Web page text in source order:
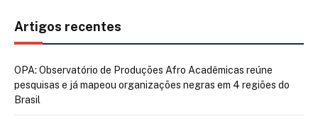
Artigos recentes
OPA: Observatório de Produções Afro Acadêmicas reúne
pesquisas e já mapeou organizações negras em 4 regiões do
Brasil